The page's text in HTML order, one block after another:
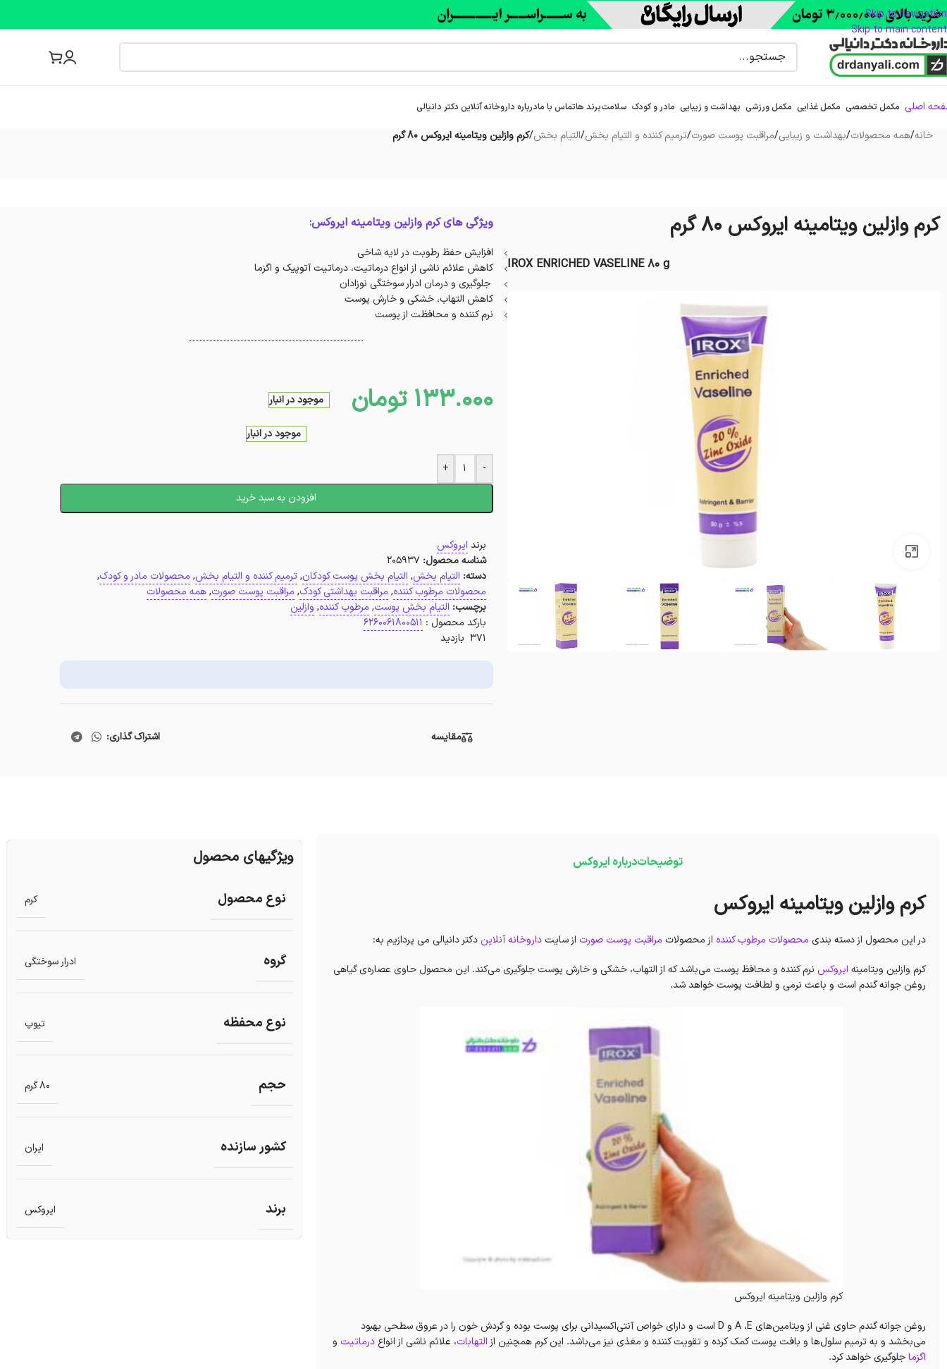
Skip to navigation
Skip to main content
اصلی مکمل تخصصی مکمل غذایی مکمل ورزشی بهداشت و زیبایی مادر و کودک سلامتبرند هاتماس با مادرباره‌ داروخانه آنلاین دکتر دانیالی
خانه/همه محصولات/بهداشت و زیبایی/مراقبت پوست صورت/ترمیم کننده و التیام بخش/التیام بخش/کرم وازلین ویتامینه ایروکس 80 گرم
کرم وازلین ویتامینه ایروکس 80 گرم
IROX ENRICHED VASELINE 80 g
ویژگی های کرم وازلین ویتامینه ایروکس:
افزایش حفظ رطوبت در لایه شاخی
کاهش علائم ناشی از انواع درماتیت، درماتیت آتوپیک و اگزما
جلوگیری و درمان ادرار سوختگی نوزادان
کاهش التهاب، خشکی و خارش پوست
نرم کننده و محافظت از پوست
133.000 تومان موجود در انبار
موجود در انبار
-
+
افزودن به سبد خرید
برند ایروکس
شناسه محصول: 205937
دسته: التیام بخش, التیام بخش پوست کودکان, ترمیم کننده و التیام بخش, محصولات مادر و کودک,
محصولات مرطوب کننده, مراقبت بهداشتی کودک, مراقبت پوست صورت, همه محصولات
برچسب: التیام بخش پوست, مرطوب کننده, وازلین
بارکد محصول : 6260061800511
371 بازدید
مقایسه اشتراک گذاری:
توضیحاتدرباره ایروکس
کرم وازلین ویتامینه ایروکس
در این محصول از دسته بندی محصولات مرطوب کننده از محصولات مراقبت پوست صورت از سایتداروخانه آنلاین دکتر دانیالی می پردازیم به:
کرم وازلین ویتامینه ایروکس نرم کننده و محافظ پوست می‌باشد که از التهاب، خشکی و خارش پوست جلوگیری می‌کند. این محصول حاوی عصاره‌ی گیاهی
روغن جوانه گندم است و باعث نرمی و لطافت پوست خواهد شد.
کرم وازلین ویتامینه ایروکس
روغن جوانه گندم حاوی غنی از ویتامین‌های A ،E و D است و دارای خواص آنتی‌اکسیدانی برای پوست بوده و گردش خون را در عروق سطحی بهبود
می‌بخشد و به ترمیم سلول‌ها و بافت پوست کمک کرده و تقویت کننده و مغذی نیز می‌باشد. این کرم همچنین ازالتهابات، علائم ناشی از انواع درماتیت و
اگزماجلوگیری خواهد کرد.
ویژگیهای محصول
نوع محصول کرم
گروه ادرار سوختگی
نوع محفظه تیوپ
حجم 80 گرم
کشور سازنده ایران
برند ایروکس